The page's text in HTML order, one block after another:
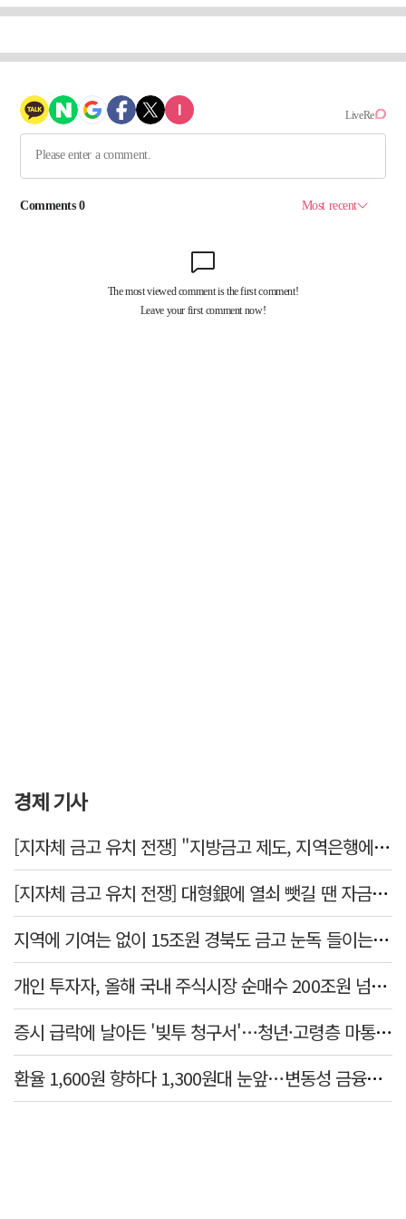
경제 기사
[지자체 금고 유치 전쟁] "지방금고 제도, 지역은행에 불리"
[지자체 금고 유치 전쟁] 대형銀에 열쇠 뺏길 땐 자금 역외 유출→재투자 선순환 붕괴
지역에 기여는 없이 15조원 경북도 금고 눈독 들이는 대형銀
개인 투자자, 올해 국내 주식시장 순매수 200조원 넘었다
증시 급락에 날아든 '빚투 청구서'…청년·고령층 마통 연체↑
환율 1,600원 향하다 1,300원대 눈앞…변동성 금융위기 후 최고